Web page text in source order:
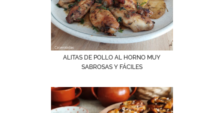
ALITAS DE POLLO AL HORNO MUY
SABROSAS Y FÁCILES